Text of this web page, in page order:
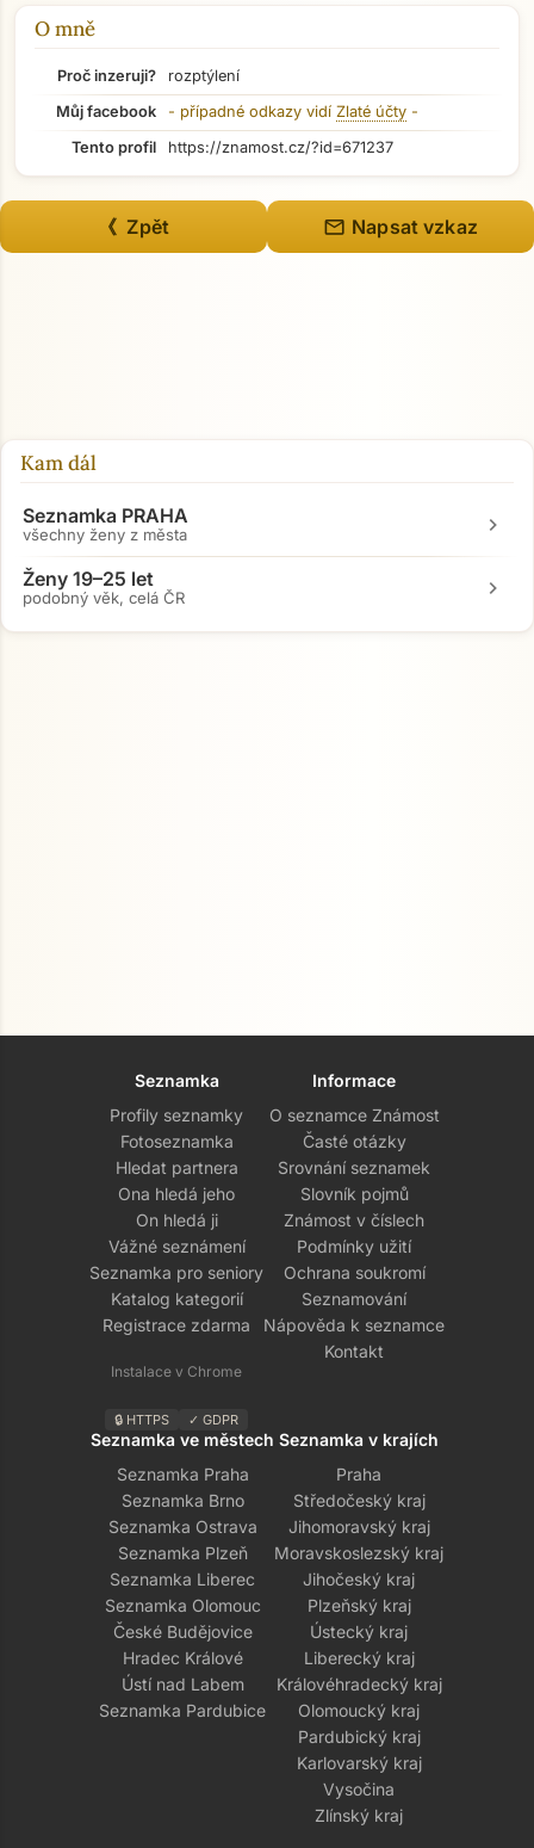
Přejít na hlavní obsah
O mně
Proč inzeruji?
rozptýlení
Můj facebook
- případné odkazy vidí Zlaté účty -
Tento profil
https://znamost.cz/?id=671237
《 Zpět mail Napsat vzkaz
Kam dál
Seznamka PRAHA
všechny ženy z města chevron_right
Ženy 19–25 let
podobný věk, celá ČR chevron_right
Seznamka
Profily seznamky
Fotoseznamka
Hledat partnera
Ona hledá jeho
On hledá ji
Vážné seznámení
Seznamka pro seniory
Katalog kategorií
Registrace zdarma
Instalace v Chrome
🔒 HTTPS ✓ GDPR
Informace
O seznamce Známost
Časté otázky
Srovnání seznamek
Slovník pojmů
Známost v číslech
Podmínky užití
Ochrana soukromí
Seznamování
Nápověda k seznamce
Kontakt
Seznamka ve městech
Seznamka Praha
Seznamka Brno
Seznamka Ostrava
Seznamka Plzeň
Seznamka Liberec
Seznamka Olomouc
České Budějovice
Hradec Králové
Ústí nad Labem
Seznamka Pardubice
Seznamka v krajích
Praha
Středočeský kraj
Jihomoravský kraj
Moravskoslezský kraj
Jihočeský kraj
Plzeňský kraj
Ústecký kraj
Liberecký kraj
Královéhradecký kraj
Olomoucký kraj
Pardubický kraj
Karlovarský kraj
Vysočina
Zlínský kraj